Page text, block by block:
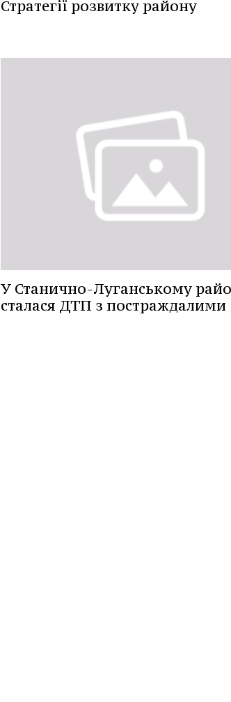
Стратегії розвитку району
У Станично-Луганському
сталася ДТП з постраждалими